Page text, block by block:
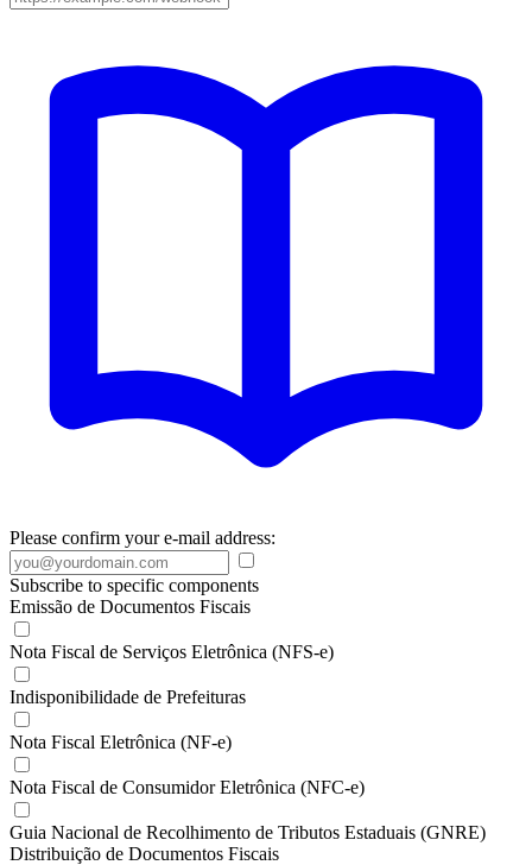
Please confirm your e-mail address:
Subscribe to specific components
Emissão de Documentos Fiscais
Nota Fiscal de Serviços Eletrônica (NFS-e)
Indisponibilidade de Prefeituras
Nota Fiscal Eletrônica (NF-e)
Nota Fiscal de Consumidor Eletrônica (NFC-e)
Guia Nacional de Recolhimento de Tributos Estaduais (GNRE)
Distribuição de Documentos Fiscais